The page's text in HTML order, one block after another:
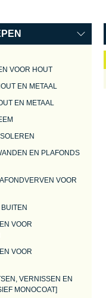
VOOR HOUT
EN METAAL
EN METAAL
EN PLAFONDS
VOOR
VOOR
VOOR
VERNISSEN EN
MONOCOAT]